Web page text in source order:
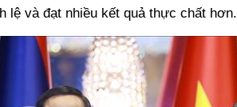
lệ và đạt nhiều kết quả thực chất hơn.